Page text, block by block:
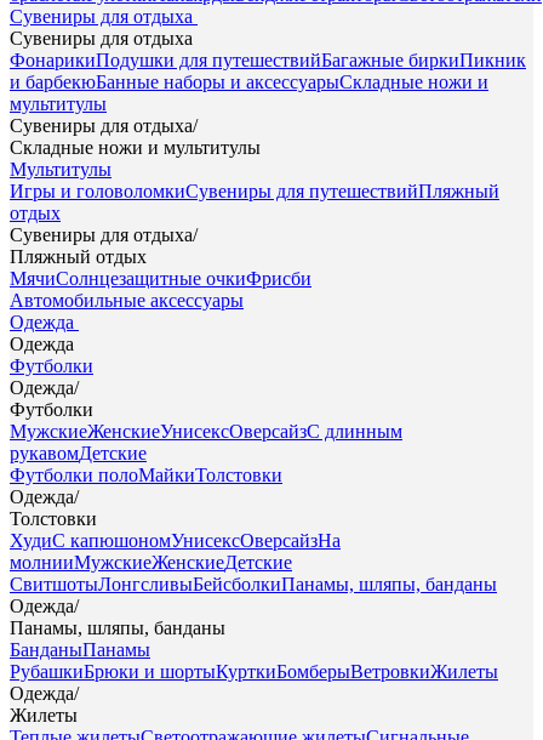
Сувениры для отдыха
Сувениры для отдыха
ФонарикиПодушки для путешествийБагажные биркиПикник
и барбекюБанные наборы и аксессуарыСкладные ножи и
мультитулы
Сувениры для отдыха/
Складные ножи и мультитулы
Мультитулы
Игры и головоломкиСувениры для путешествийПляжный
отдых
Сувениры для отдыха/
Пляжный отдых
МячиСолнцезащитные очкиФрисби
Автомобильные аксессуары
Одежда
Одежда
Футболки
Одежда/
Футболки
МужскиеЖенскиеУнисексОверсайзС длинным
рукавомДетские
Футболки полоМайкиТолстовки
Одежда/
Толстовки
ХудиС капюшономУнисексОверсайзНа
молнииМужскиеЖенскиеДетские
СвитшотыЛонгсливыБейсболкиПанамы, шляпы, банданы
Одежда/
Панамы, шляпы, банданы
БанданыПанамы
РубашкиБрюки и шортыКурткиБомберыВетровкиЖилеты
Одежда/
Жилеты